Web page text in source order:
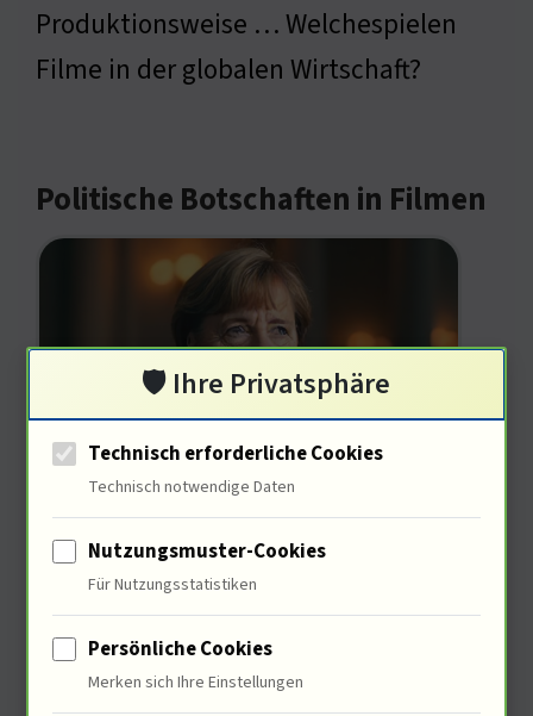
Produktionsweise … Welchespielen
Filme in der globalen Wirtschaft?
Politische Botschaften in Filmen
Du hast nach der Rolle von Filmen in
der globalen Wirtschaft gefragt. Filme
können politische Meinungen formen :
68% der Zuschauer geben an, dass
Filme ihre Sichtweise auf
🛡️ Ihre Privatsphäre
Technisch erforderliche Cookies
Technisch notwendige Daten
Nutzungsmuster-Cookies
Für Nutzungsstatistiken
Persönliche Cookies
Merken sich Ihre Einstellungen